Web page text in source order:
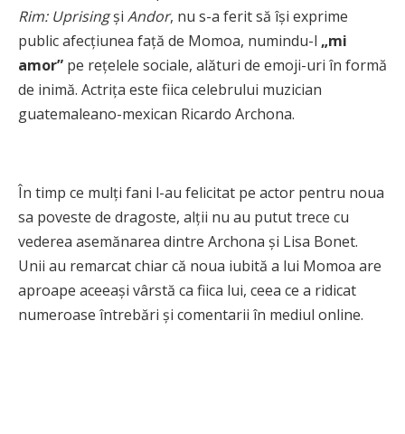
Rim: Uprisingși Andor, nu s-a ferit să își exprime
public afecțiunea față de Momoa, numindu-l „mi
amor” pe rețelele sociale, alături de emoji-uri în formă
de inimă. Actrița este fiica celebrului muzician
guatemaleano-mexican Ricardo Archona.
În timp ce mulți fani l-au felicitat pe actor pentru noua
sa poveste de dragoste, alții nu au putut trece cu
vederea asemănarea dintre Archona și Lisa Bonet.
Unii au remarcat chiar că noua iubită a lui Momoa are
aproape aceeași vârstă ca fiica lui, ceea ce a ridicat
numeroase întrebări și comentarii în mediul online.